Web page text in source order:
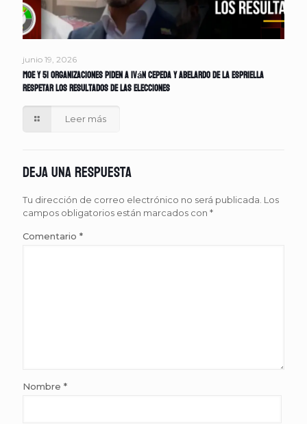
junio 19, 2026
MOE y 51 organizaciones piden a Iván Cepeda y Abelardo de la Espriella
respetar los resultados de las elecciones
Leer más
Deja una respuesta
Tu dirección de correo electrónico no será publicada. Los
campos obligatorios están marcados con *
Comentario *
Nombre *